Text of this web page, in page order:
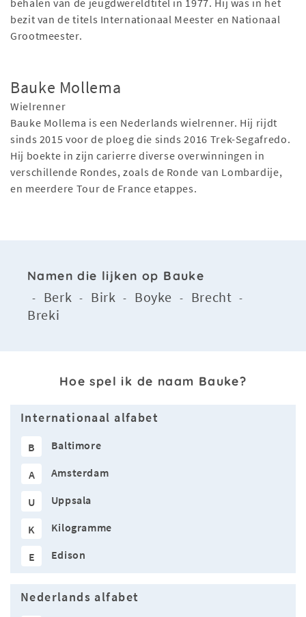
behalen van de jeugdwereldtitel in 1977. Hij was in het
bezit van de titels Internationaal Meester en Nationaal
Grootmeester.
Bauke Mollema
Wielrenner
Bauke Mollema is een Nederlands wielrenner. Hij rijdt
sinds 2015 voor de ploeg die sinds 2016 Trek-Segafredo.
Hij boekte in zijn carierre diverse overwinningen in
verschillende Rondes, zoals de Ronde van Lombardije,
en meerdere Tour de France etappes.
Namen die lijken op Bauke
- Berk - Birk - Boyke - Brecht -
Breki
Hoe spel ik de naam Bauke?
Internationaal alfabet
B Baltimore
A Amsterdam
U Uppsala
K Kilogramme
E Edison
Nederlands alfabet